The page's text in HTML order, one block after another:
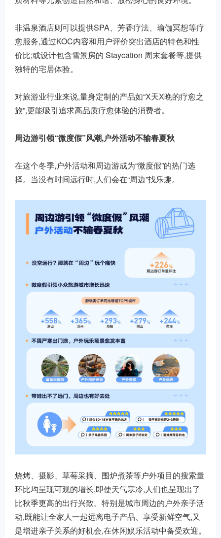
非温泉酒店则可以提供SPA、芳香疗法、瑜伽冥想等疗
愈服务,通过KOC内容和用户评价突出酒店的特色和性
价比;或设计包含雪景房的 Staycation 周末套餐等,提供
独特的宅居体验。
对旅游业行业来说,量身定制的产品如“X天X晚的疗愈之
旅”,更能吸引追求高品质疗愈体验的消费者。
周边游引领“微度假”风潮,户外活动不输春夏秋
在这个冬季,户外活动和周边游成为“微度假”的热门选
择。当没有时间远行时,人们会在“周边”找乐趣。
烧烤、摄影、草莓采摘、围炉煮茶等户外项目的搜索量
环比均呈现可观的增长,即使天气寒冷,人们也呈现出了
比秋季更高的出行兴致。特别是城市周边的户外亲子活
动,既能让全家人一起远离电子产品、享受新鲜空气,又
是增进亲子关系的好机会,在休闲娱乐活动中备受欢迎。